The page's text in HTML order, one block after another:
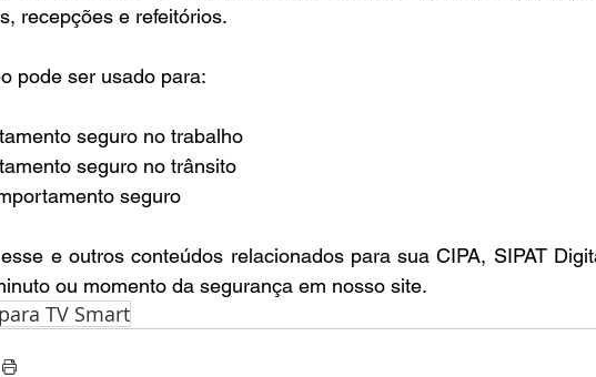
recepções e refeitórios.
pode ser usado para:
seguro no trabalho
seguro no trânsito
seguro
e outros conteúdos relacionados para sua CIPA, SIPAT
ou momento da segurança em nosso site.
TV Smart